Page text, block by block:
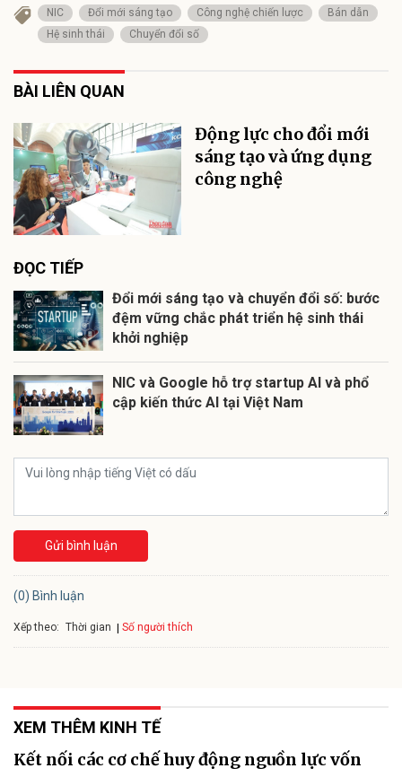
NIC Đổi mới sáng tạo Công nghệ chiến lược
Bán dẫn
Hệ sinh thái
Chuyển đổi số
BÀI LIÊN QUAN
Động lực cho đổi mới
sáng tạo và ứng dụng
công nghệ
ĐỌC TIẾP
Đổi mới sáng tạo và chuyển đổi số: bước
đệm vững chắc phát triển hệ sinh thái
khởi nghiệp
NIC và Google hỗ trợ startup AI và phổ
cập kiến thức AI tại Việt Nam
Gửi bình luận
(0) Bình luận
Xếp theo: Thời gian Số người thích
XEM THÊM KINH TẾ
Kết nối các cơ chế huy động nguồn lực vốn